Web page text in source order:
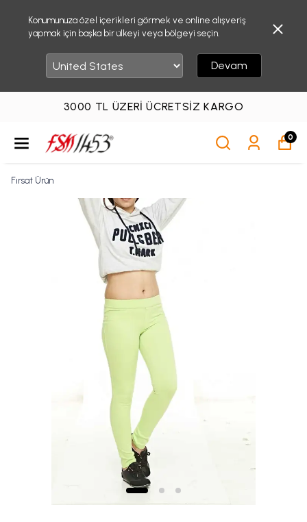
Konumunuza özel içerikleri görmek ve online alışveriş
yapmak için başka bir ülkeyi veya bölgeyi seçin.
Devam
3000 TL ÜZERI ÜCRETSIZ KARGO
0
Fırsat Ürün